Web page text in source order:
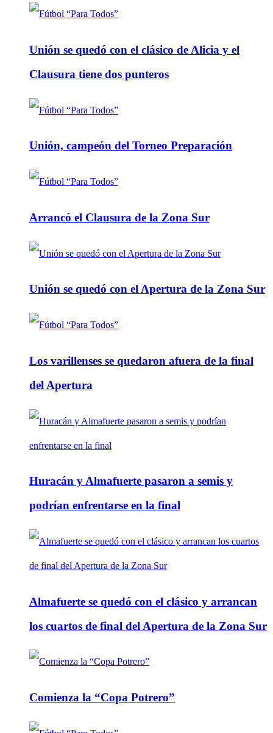
Unión se quedó con el clásico de Alicia y el
Clausura tiene dos punteros
Unión, campeón del Torneo Preparación
Arrancó el Clausura de la Zona Sur
Unión se quedó con el Apertura de la Zona Sur
Los varillenses se quedaron afuera de la final
del Apertura
Huracán y Almafuerte pasaron a semis y
podrían enfrentarse en la final
Almafuerte se quedó con el clásico y arrancan
los cuartos de final del Apertura de la Zona Sur
Comienza la “Copa Potrero”